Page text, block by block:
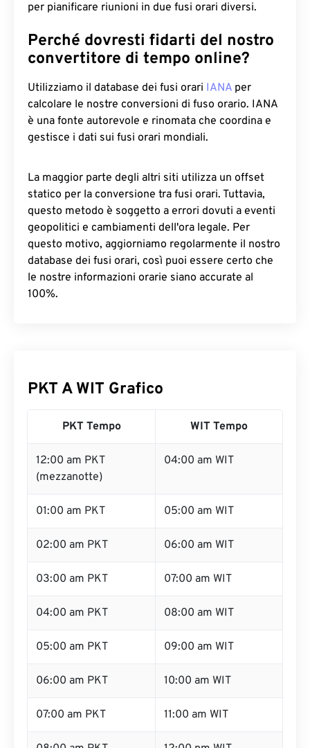
per pianificare riunioni in due fusi orari diversi.
Perché dovresti fidarti del nostro
convertitore di tempo online?
Utilizziamo il database dei fusi orari IANA per
calcolare le nostre conversioni di fuso orario. IANA
è una fonte autorevole e rinomata che coordina e
gestisce i dati sui fusi orari mondiali.
La maggior parte degli altri siti utilizza un offset
statico per la conversione tra fusi orari. Tuttavia,
questo metodo è soggetto a errori dovuti a eventi
geopolitici e cambiamenti dell'ora legale. Per
questo motivo, aggiorniamo regolarmente il nostro
database dei fusi orari, così puoi essere certo che
le nostre informazioni orarie siano accurate al
100%.
PKT A WIT Grafico
PKT Tempo WIT Tempo
12:00 am PKT
(mezzanotte)
04:00 am WIT
01:00 am PKT 05:00 am WIT
02:00 am PKT 06:00 am WIT
03:00 am PKT 07:00 am WIT
04:00 am PKT 08:00 am WIT
05:00 am PKT 09:00 am WIT
06:00 am PKT 10:00 am WIT
07:00 am PKT 11:00 am WIT